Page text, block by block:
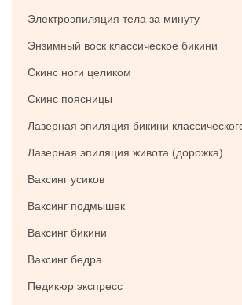
Электроэпиляция тела за минуту
Энзимный воск классическое бикини
Скинс ноги целиком
Скинс поясницы
Лазерная эпиляция бикини
Лазерная эпиляция живота (дорожка)
Ваксинг усиков
Ваксинг подмышек
Ваксинг бикини
Ваксинг бедра
Педикюр экспресс